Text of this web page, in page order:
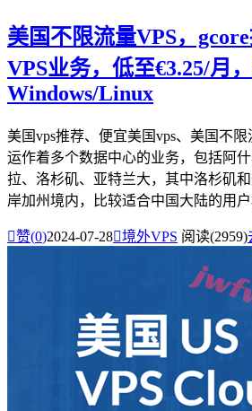
美国不限流量VPS，
VPS业务，低至€3.25/月
Windows/Linux
美国vps推荐、便宜美国vps、美国不
运作着多个数据中心的业务，包括阿
拉、洛杉矶、亚特兰大，其中洛杉矶
岸加州境内，比较适合中国大陆的用
赞(0)2024-07-28境外VPS 阅读(2959)